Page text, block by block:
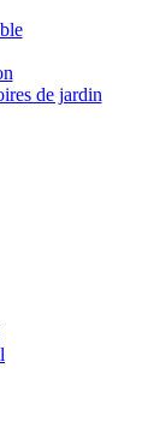
de jardin